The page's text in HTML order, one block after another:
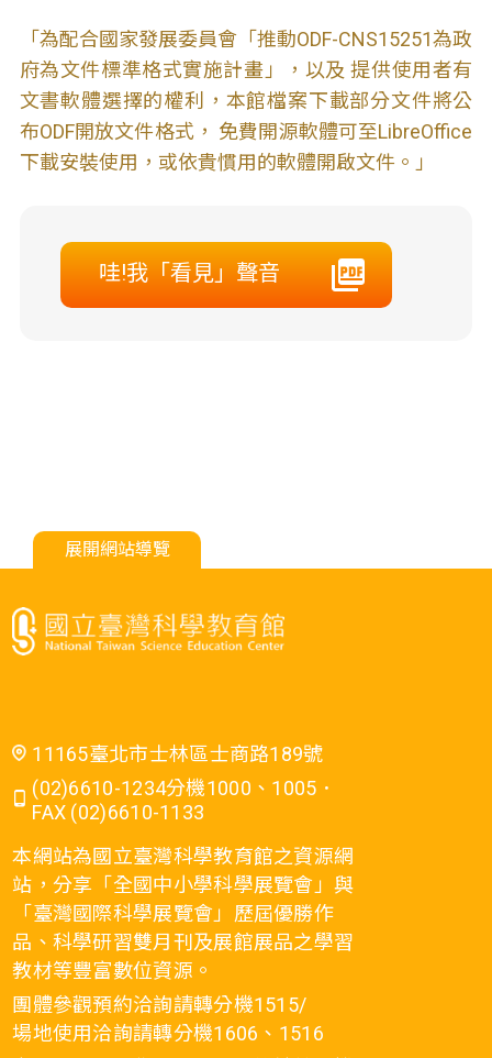
「為配合國家發展委員會「推動ODF-CNS15251為政
府為文件標準格式實施計畫」，以及 提供使用者有
文書軟體選擇的權利，本館檔案下載部分文件將公
布ODF開放文件格式， 免費開源軟體可至LibreOffice
下載安裝使用，或依貴慣用的軟體開啟文件。」
哇!我「看見」聲音
展開網站導覽
11165臺北市士林區士商路189號
(02)6610-1234分機1000、1005．
FAX (02)6610-1133
本網站為國立臺灣科學教育館之資源網
站，分享「全國中小學科學展覽會」與
「臺灣國際科學展覽會」歷屆優勝作
品、科學研習雙月刊及展館展品之學習
教材等豐富數位資源。
團體參觀預約洽詢請轉分機1515/
場地使用洽詢請轉分機1606、1516